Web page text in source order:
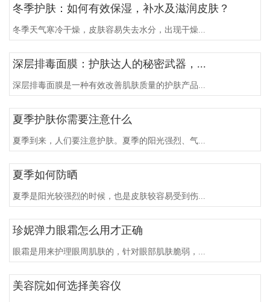
冬季护肤：如何有效保湿，补水及滋润皮肤？
冬季天气寒冷干燥，皮肤容易失去水分，出现干燥...
深层排毒面膜：护肤达人的秘密武器，...
深层排毒面膜是一种有效改善肌肤质量的护肤产品...
夏季护肤你需要注意什么
夏季到来，人们要注意护肤。夏季的阳光强烈、气...
夏季如何防晒
夏季是阳光较强烈的时候，也是皮肤较容易受到伤...
珍妮弹力眼霜怎么用才正确
眼霜是用来护理眼周肌肤的，针对眼部肌肤脆弱，...
美容院如何选择美容仪